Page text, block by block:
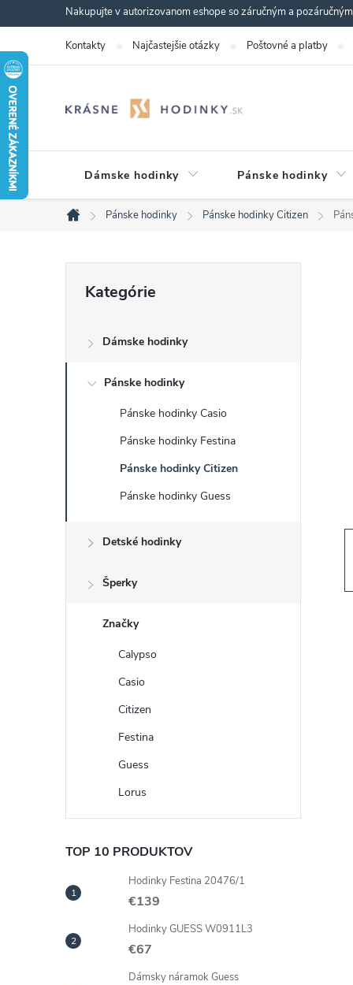
na
obsah
Nakupujte v autorizovanom eshope so záručným a
Kontakty Najčastejšie otázky Poštovné a platby
Dámske hodinky Pánske hodinky
Domov
Pánske hodinky Pánske hodinky Citizen
č
a
kategórie
Kategórie
Dámske hodinky
Pánske hodinky
Pánske hodinky Casio
Pánske hodinky Festina
Pánske hodinky Citizen
Pánske hodinky Guess
Detské hodinky
Šperky
Značky
Calypso
Casio
Citizen
Festina
Guess
Lorus
TOP 10 PRODUKTOV
Hodinky Festina 20476/1
€139
Hodinky GUESS W0911L3
€67
Dámsky náramok Guess